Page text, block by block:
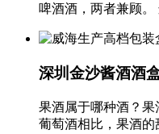
啤酒酒，两者兼顾
深圳金沙酱酒酒
果酒属于哪种酒？果
葡萄酒相比，果酒